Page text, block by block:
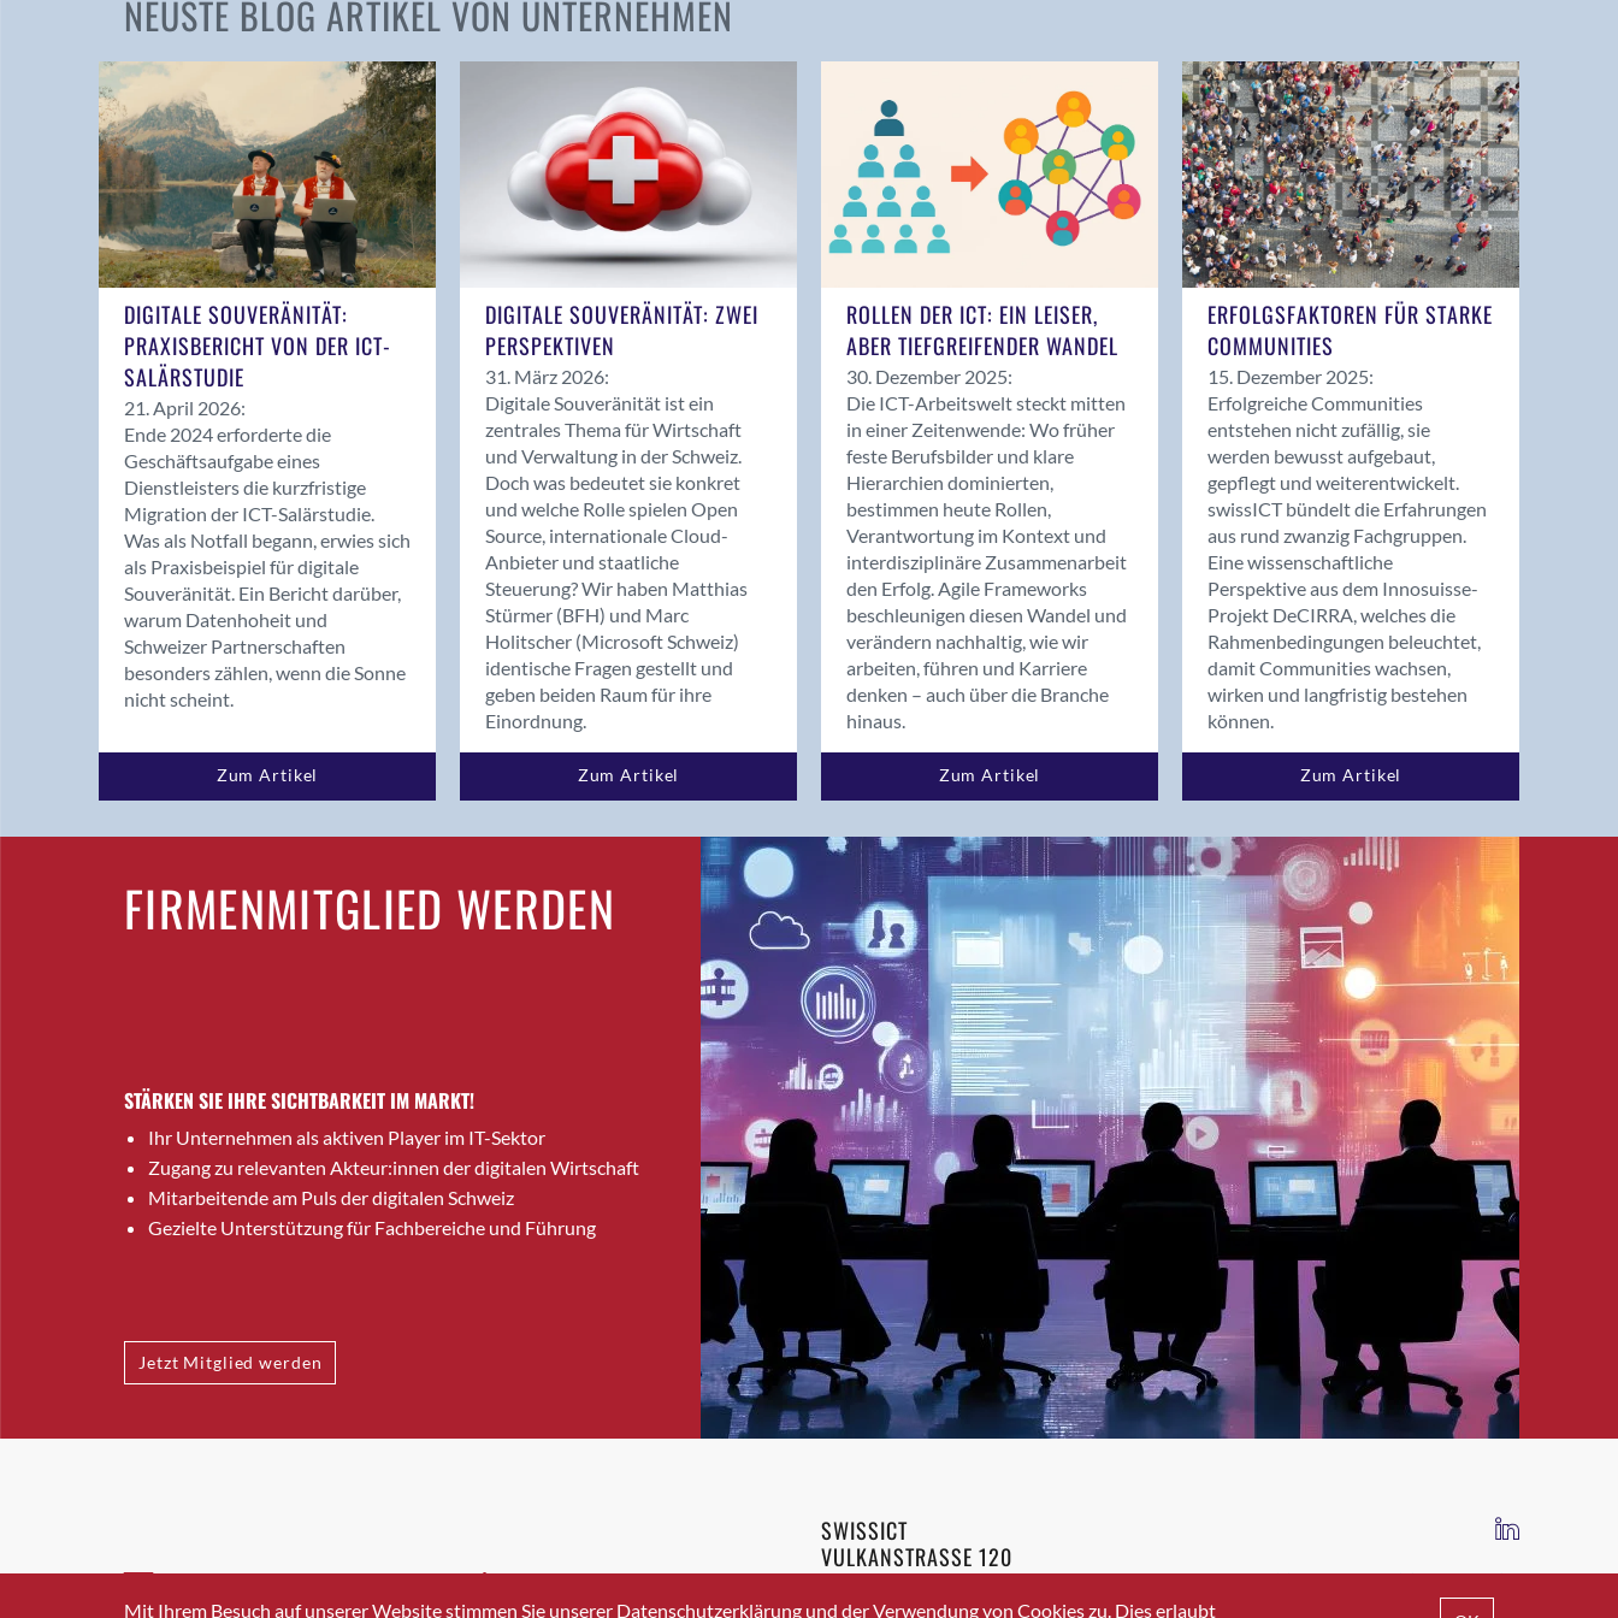
Andelfingen
Balsthal
Balzers
Bassersdorf
Benken (SG)
Bergdietikon
Bern - Liebefeld
Birsfelden
Bolligen
Bonaduz
Bonstetten
Bottighofen
Bremgarten bei Bern
Brig-Glis
Bronschhofen
Brugg
Brugg AG
Burgdorf
Bäretswil
Bülach
Cazis
Crissier
Davos Platz
NEUSTE BLOG ARTIKEL VON UNTERNEHMEN
DIGITALE SOUVERÄNITÄT:
PRAXISBERICHT VON DER ICT-
SALÄRSTUDIE
21. April 2026:
Ende 2024 erforderte die
Geschäftsaufgabe eines
Dienstleisters die kurzfristige
Migration der ICT-Salärstudie.
Was als Notfall begann, erwies sich
als Praxisbeispiel für digitale
Souveränität. Ein Bericht darüber,
warum Datenhoheit und
Schweizer Partnerschaften
besonders zählen, wenn die Sonne
nicht scheint.
Zum Artikel
DIGITALE SOUVERÄNITÄT: ZWEI
PERSPEKTIVEN
31. März 2026:
Digitale Souveränität ist ein
zentrales Thema für Wirtschaft
und Verwaltung in der Schweiz.
Doch was bedeutet sie konkret
und welche Rolle spielen Open
Source, internationale Cloud-
Anbieter und staatliche
Steuerung? Wir haben Matthias
Stürmer (BFH) und Marc
Holitscher (Microsoft Schweiz)
identische Fragen gestellt und
geben beiden Raum für ihre
Einordnung.
Zum Artikel
ROLLEN DER ICT: EIN LEISER,
ABER TIEFGREIFENDER WANDEL
30. Dezember 2025:
Die ICT-Arbeitswelt steckt mitten
in einer Zeitenwende: Wo früher
feste Berufsbilder und klare
Hierarchien dominierten,
bestimmen heute Rollen,
Verantwortung im Kontext und
interdisziplinäre Zusammenarbeit
den Erfolg. Agile Frameworks
beschleunigen diesen Wandel und
verändern nachhaltig, wie wir
arbeiten, führen und Karriere
denken – auch über die Branche
hinaus.
Zum Artikel
ERFOLGSFAKTOREN FÜR STARKE
COMMUNITIES
15. Dezember 2025:
Erfolgreiche Communities
entstehen nicht zufällig, sie
werden bewusst aufgebaut,
gepflegt und weiterentwickelt.
swissICT bündelt die Erfahrungen
aus rund zwanzig Fachgruppen.
Eine wissenschaftliche
Perspektive aus dem Innosuisse-
Projekt DeCIRRA, welches die
Rahmenbedingungen beleuchtet,
damit Communities wachsen,
wirken und langfristig bestehen
können.
Zum Artikel
FIRMENMITGLIED WERDEN
STÄRKEN SIE IHRE SICHTBARKEIT IM MARKT!
Ihr Unternehmen als aktiven Player im IT-Sektor
Zugang zu relevanten Akteur:innen der digitalen Wirtschaft
Mitarbeitende am Puls der digitalen Schweiz
Gezielte Unterstützung für Fachbereiche und Führung
Jetzt Mitglied werden
INFO@SWISSICT.CH +41 43 336 40 20
SWISSICT
VULKANSTRASSE 120
8048 ZURICH
IMPRESSUM DATENSCHUTZ AGB
Mit Ihrem Besuch auf unserer Website stimmen Sie unserer Datenschutzerklärung und der Verwendung von Cookies zu. Dies erlaubt